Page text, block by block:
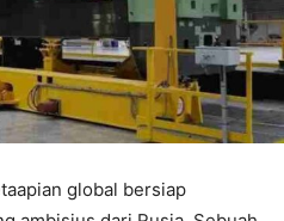
global bersiap